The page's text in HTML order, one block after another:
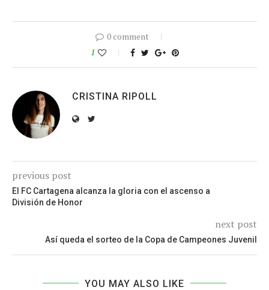
0 comment
1
CRISTINA RIPOLL
previous post
El FC Cartagena alcanza la gloria con el ascenso a
División de Honor
next post
Así queda el sorteo de la Copa de Campeones Juvenil
YOU MAY ALSO LIKE